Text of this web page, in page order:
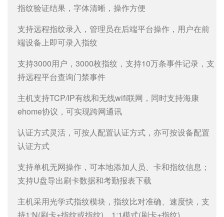
指纹验证结果，字体清晰，操作方便
支持远程指纹录入，管理员在后端平台操作，用户在前
端设备上即可录入指纹
支持3000用户，3000枚指纹，支持10万条事件记录，支
持远程平台查询门禁事件
主机支持TCP/IP有线和无线wifi联网，同时支持海康
ehome协议，可实现跨网通讯
认证方式灵活，可按人配置认证方式，亦可按设备配置
认证方式
支持单机无网操作，可本地添加人员、卡和指纹信息；
支持U盘导出刷卡数据和考勤报表下载
主机采用光学式指纹模块，指纹比对准确、速度快，支